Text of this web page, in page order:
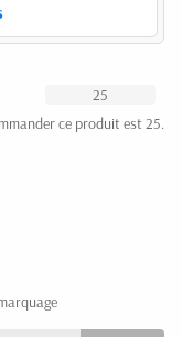
ce produit est 25.